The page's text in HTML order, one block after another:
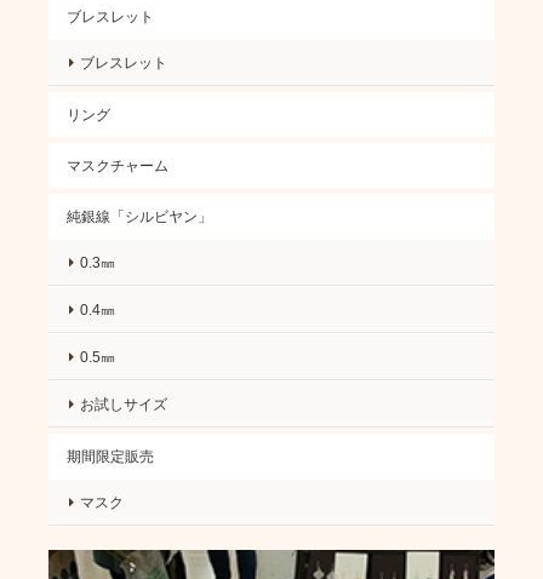
ブレスレット
ブレスレット
リング
マスクチャーム
純銀線「シルビヤン」
0.3㎜
0.4㎜
0.5㎜
お試しサイズ
期間限定販売
マスク